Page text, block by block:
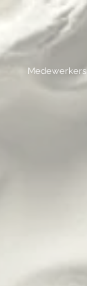
Medewerkers